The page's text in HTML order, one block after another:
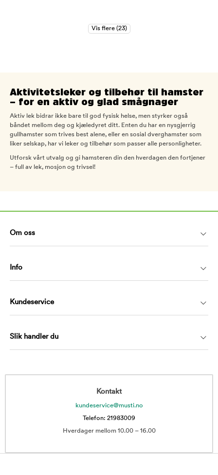
Aktivitetsleker og tilbehør til hamster
– for en aktiv og glad smågnager
Aktiv lek bidrar ikke bare til god fysisk helse, men styrker også
båndet mellom deg og kjæledyret ditt. Enten du har en nysgjerrig
gullhamster som trives best alene, eller en sosial dverghamster som
liker selskap, har vi leker og tilbehør som passer alle personligheter.
Utforsk vårt utvalg og gi hamsteren din den hverdagen den fortjener
– full av lek, mosjon og trivsel!
Om oss
Info
Kundeservice
Slik handler du
Kontakt
kundeservice@musti.no
Telefon: 21983009
Hverdager mellom 10.00 – 16.00